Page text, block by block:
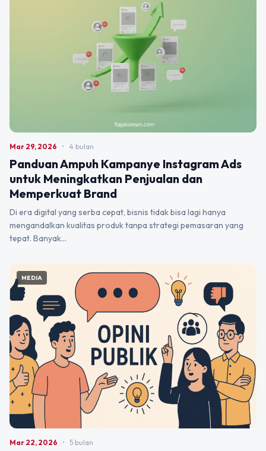
Mar 29, 2026 • 4 bulan
Panduan Ampuh Kampanye Instagram Ads
untuk Meningkatkan Penjualan dan
Memperkuat Brand
Di era digital yang serba cepat, bisnis tidak bisa lagi hanya
mengandalkan kualitas produk tanpa strategi pemasaran yang
tepat. Banyak…
MEDIA
Mar 22, 2026 • 5 bulan